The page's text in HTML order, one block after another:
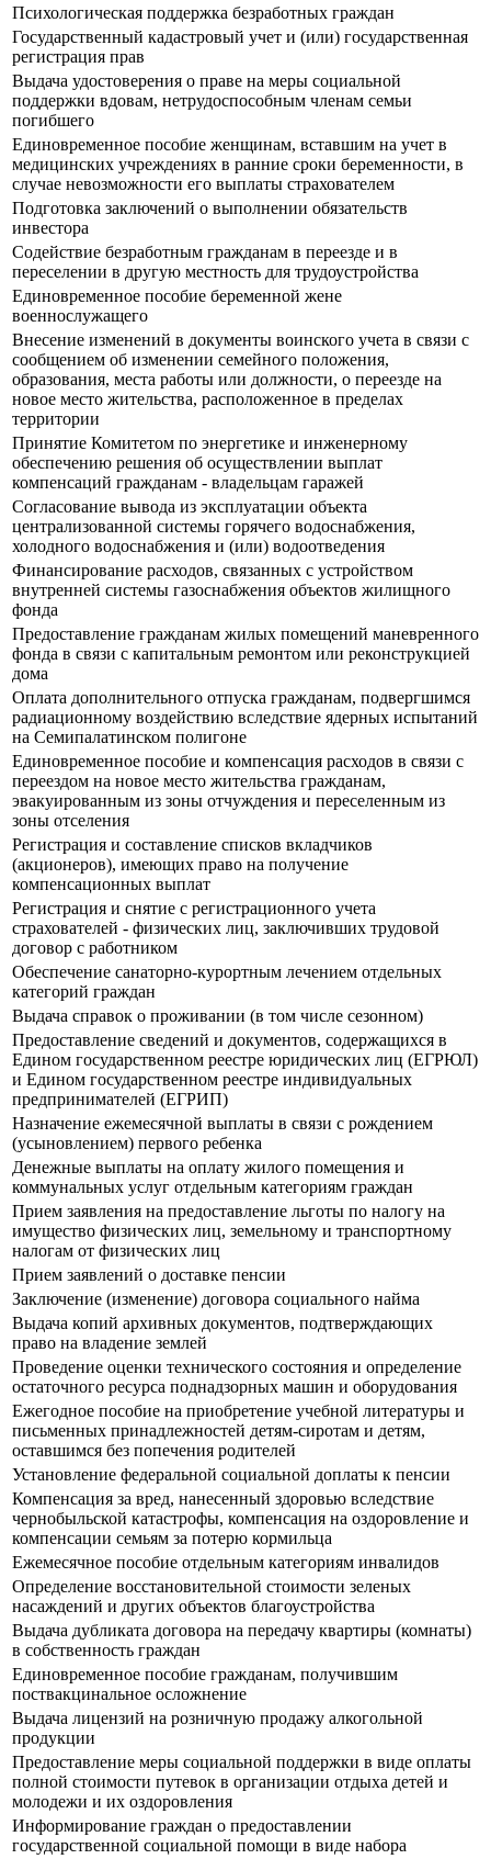
Психологическая поддержка безработных граждан
Государственный кадастровый учет и (или) государственная
регистрация прав
Выдача удостоверения о праве на меры социальной
поддержки вдовам, нетрудоспособным членам семьи
погибшего
Единовременное пособие женщинам, вставшим на учет в
медицинских учреждениях в ранние сроки беременности, в
случае невозможности его выплаты страхователем
Подготовка заключений о выполнении обязательств
инвестора
Содействие безработным гражданам в переезде и в
переселении в другую местность для трудоустройства
Единовременное пособие беременной жене
военнослужащего
Внесение изменений в документы воинского учета в связи с
сообщением об изменении семейного положения,
образования, места работы или должности, о переезде на
новое место жительства, расположенное в пределах
территории
Принятие Комитетом по энергетике и инженерному
обеспечению решения об осуществлении выплат
компенсаций гражданам - владельцам гаражей
Согласование вывода из эксплуатации объекта
централизованной системы горячего водоснабжения,
холодного водоснабжения и (или) водоотведения
Финансирование расходов, связанных с устройством
внутренней системы газоснабжения объектов жилищного
фонда
Предоставление гражданам жилых помещений маневренного
фонда в связи с капитальным ремонтом или реконструкцией
дома
Оплата дополнительного отпуска гражданам, подвергшимся
радиационному воздействию вследствие ядерных испытаний
на Семипалатинском полигоне
Единовременное пособие и компенсация расходов в связи с
переездом на новое место жительства гражданам,
эвакуированным из зоны отчуждения и переселенным из
зоны отселения
Регистрация и составление списков вкладчиков
(акционеров), имеющих право на получение
компенсационных выплат
Регистрация и снятие с регистрационного учета
страхователей - физических лиц, заключивших трудовой
договор с работником
Обеспечение санаторно-курортным лечением отдельных
категорий граждан
Выдача справок о проживании (в том числе сезонном)
Предоставление сведений и документов, содержащихся в
Едином государственном реестре юридических лиц (ЕГРЮЛ)
и Едином государственном реестре индивидуальных
предпринимателей (ЕГРИП)
Назначение ежемесячной выплаты в связи с рождением
(усыновлением) первого ребенка
Денежные выплаты на оплату жилого помещения и
коммунальных услуг отдельным категориям граждан
Прием заявления на предоставление льготы по налогу на
имущество физических лиц, земельному и транспортному
налогам от физических лиц
Прием заявлений о доставке пенсии
Заключение (изменение) договора социального найма
Выдача копий архивных документов, подтверждающих
право на владение землей
Проведение оценки технического состояния и определение
остаточного ресурса поднадзорных машин и оборудования
Ежегодное пособие на приобретение учебной литературы и
письменных принадлежностей детям-сиротам и детям,
оставшимся без попечения родителей
Установление федеральной социальной доплаты к пенсии
Компенсация за вред, нанесенный здоровью вследствие
чернобыльской катастрофы, компенсация на оздоровление и
компенсации семьям за потерю кормильца
Ежемесячное пособие отдельным категориям инвалидов
Определение восстановительной стоимости зеленых
насаждений и других объектов благоустройства
Выдача дубликата договора на передачу квартиры (комнаты)
в собственность граждан
Единовременное пособие гражданам, получившим
поствакцинальное осложнение
Выдача лицензий на розничную продажу алкогольной
продукции
Предоставление меры социальной поддержки в виде оплаты
полной стоимости путевок в организации отдыха детей и
молодежи и их оздоровления
Информирование граждан о предоставлении
государственной социальной помощи в виде набора